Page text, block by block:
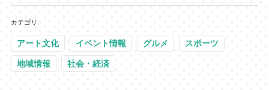
カテゴリ
アート文化 イベント情報 グルメ スポーツ
地域情報 社会・経済